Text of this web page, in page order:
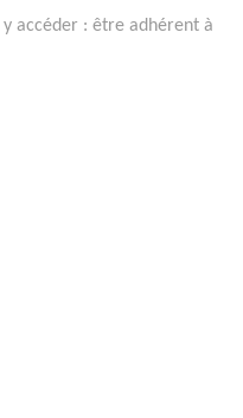
accéder : être adhérent à